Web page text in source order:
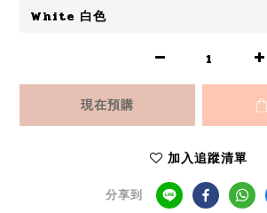
現在預購
加入追蹤清單
分享到